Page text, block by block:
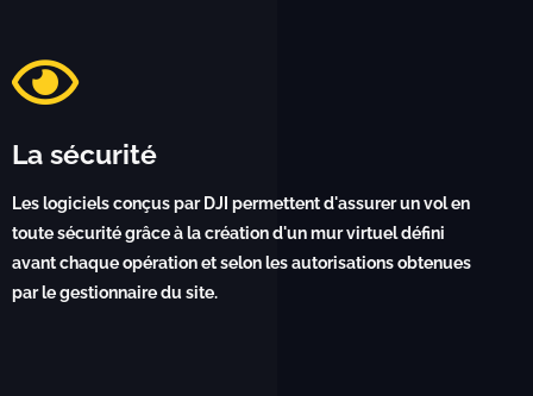
La sécurité
Les logiciels conçus par DJI permettent d'assurer un vol en
toute sécurité grâce à la création d'un mur virtuel défini
avant chaque opération et selon les autorisations obtenues
par le gestionnaire du site.